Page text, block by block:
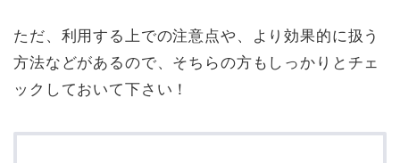
ただ、利用する上での注意点や、より効果的に扱う
方法などがあるので、そちらの方もしっかりとチェ
ックしておいて下さい！